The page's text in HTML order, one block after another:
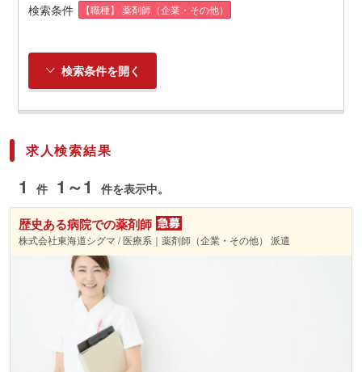
検索条件 【職種】 薬剤師（企業・その他）
検索条件を開く
求人検索結果
1 件 1～1 件を表示中。
歴史ある病院での薬剤師
株式会社東海道シグマ / 医療系｜薬剤師（企業・その他） 派遣